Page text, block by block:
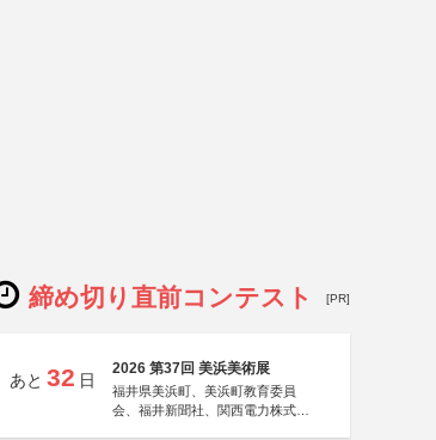
締め切り直前コンテスト [PR]
あと 32 日
2026 第37回 美浜美術展
福井県美浜町、美浜町教育委員
会、福井新聞社、関西電力株式会